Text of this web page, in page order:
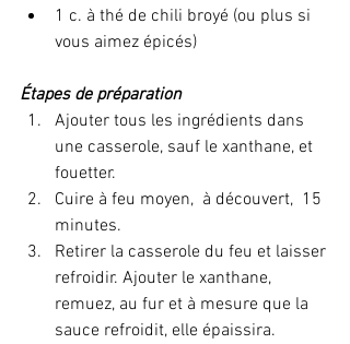
1 c. à thé de chili broyé (ou plus si
vous aimez épicés)
Étapes de préparation
Ajouter tous les ingrédients dans
une casserole, sauf le xanthane, et
fouetter.
Cuire à feu moyen,  à découvert,  15
minutes.
Retirer la casserole du feu et laisser
refroidir. Ajouter le xanthane,
remuez, au fur et à mesure que la
sauce refroidit, elle épaissira.